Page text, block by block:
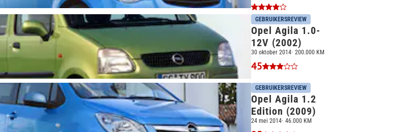
GEBRUIKERSREVIEW
Opel Agila 1.0-
12V (2002)
30 oktober 2014 200.000 KM
45
GEBRUIKERSREVIEW
Opel Agila 1.2
Edition (2009)
24 mei 2014 46.000 KM